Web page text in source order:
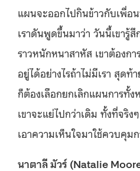
แผนจะออกไปกินข้าวกับเพื่
เราดันพูดขึ้นมาว่า วันนี้เขารู้
ราวหนักหนาสาหัส เขาต้องกา
อยู่ได้อย่างไรถ้าไม่มีเรา สุดท้
ก็ต้องเลือกยกเลิกแผนการทั้
เขาจะแย่ไปกว่าเดิม ทั้งที่จริง
เอาความเห็นใจมาใช้ควบคุม
นาตาลี มัวร์ (Natalie